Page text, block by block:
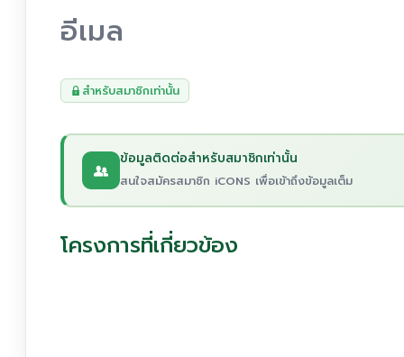
อีเมล
สำหรับสมาชิกเท่านั้น
ข้อมูลติดต่อสำหรับสมาชิกเท่านั้น
สนใจสมัครสมาชิก iCONS เพื่อเข้าถึงข้อมูลเต็ม
โครงการที่เกี่ยวข้อง